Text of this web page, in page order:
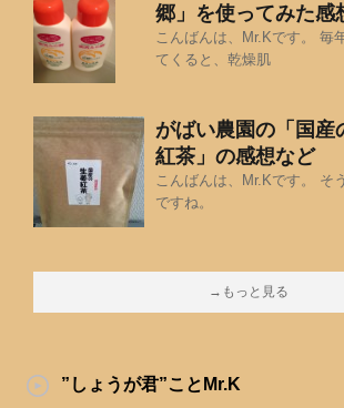
郷」を使ってみた感
こんばんは、Mr.Kです。 毎
てくると、乾燥肌
がばい農園の「国産
紅茶」の感想など
こんばんは、Mr.Kです。 そ
ですね。
→もっと見る
”しょうが君”ことMr.K